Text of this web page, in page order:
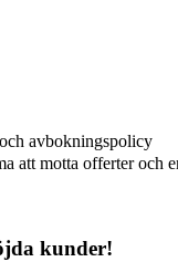
avbokningspolicy
att motta offerter och
kunder!